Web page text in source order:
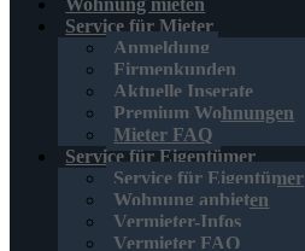
Wohnung mieten
Service für Mieter
Anmeldung
Firmenkunden
Aktuelle Inserate
Premium Wohnungen
Mieter FAQ
Service für Eigentümer
Service für Eigentümer
Wohnung anbieten
Vermieter-Infos
Vermieter FAQ